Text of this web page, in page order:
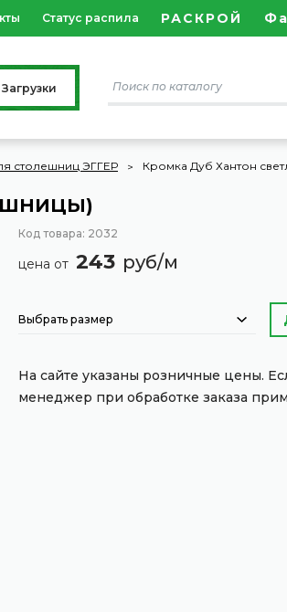
Статус распила РАСКРОЙ
Загрузки
столешниц ЭГГЕР Кромка Дуб Хантон
Код товара: 2032
цена от 243 руб/м
Выбрать размер
На сайте указаны розничные цены.
менеджер при обработке заказа